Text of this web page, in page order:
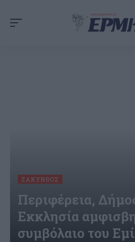
ΖΆΚΥΝΘΟΣ
Περιφέρεια,
Εκκλησία
συμβόλαιο του